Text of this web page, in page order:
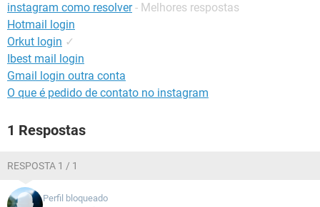
instagram como resolver - Melhores respostas
Hotmail login
Orkut login ✓
Ibest mail login
Gmail login outra conta
O que é pedido de contato no instagram
1 Respostas
RESPOSTA 1 / 1
Perfil bloqueado